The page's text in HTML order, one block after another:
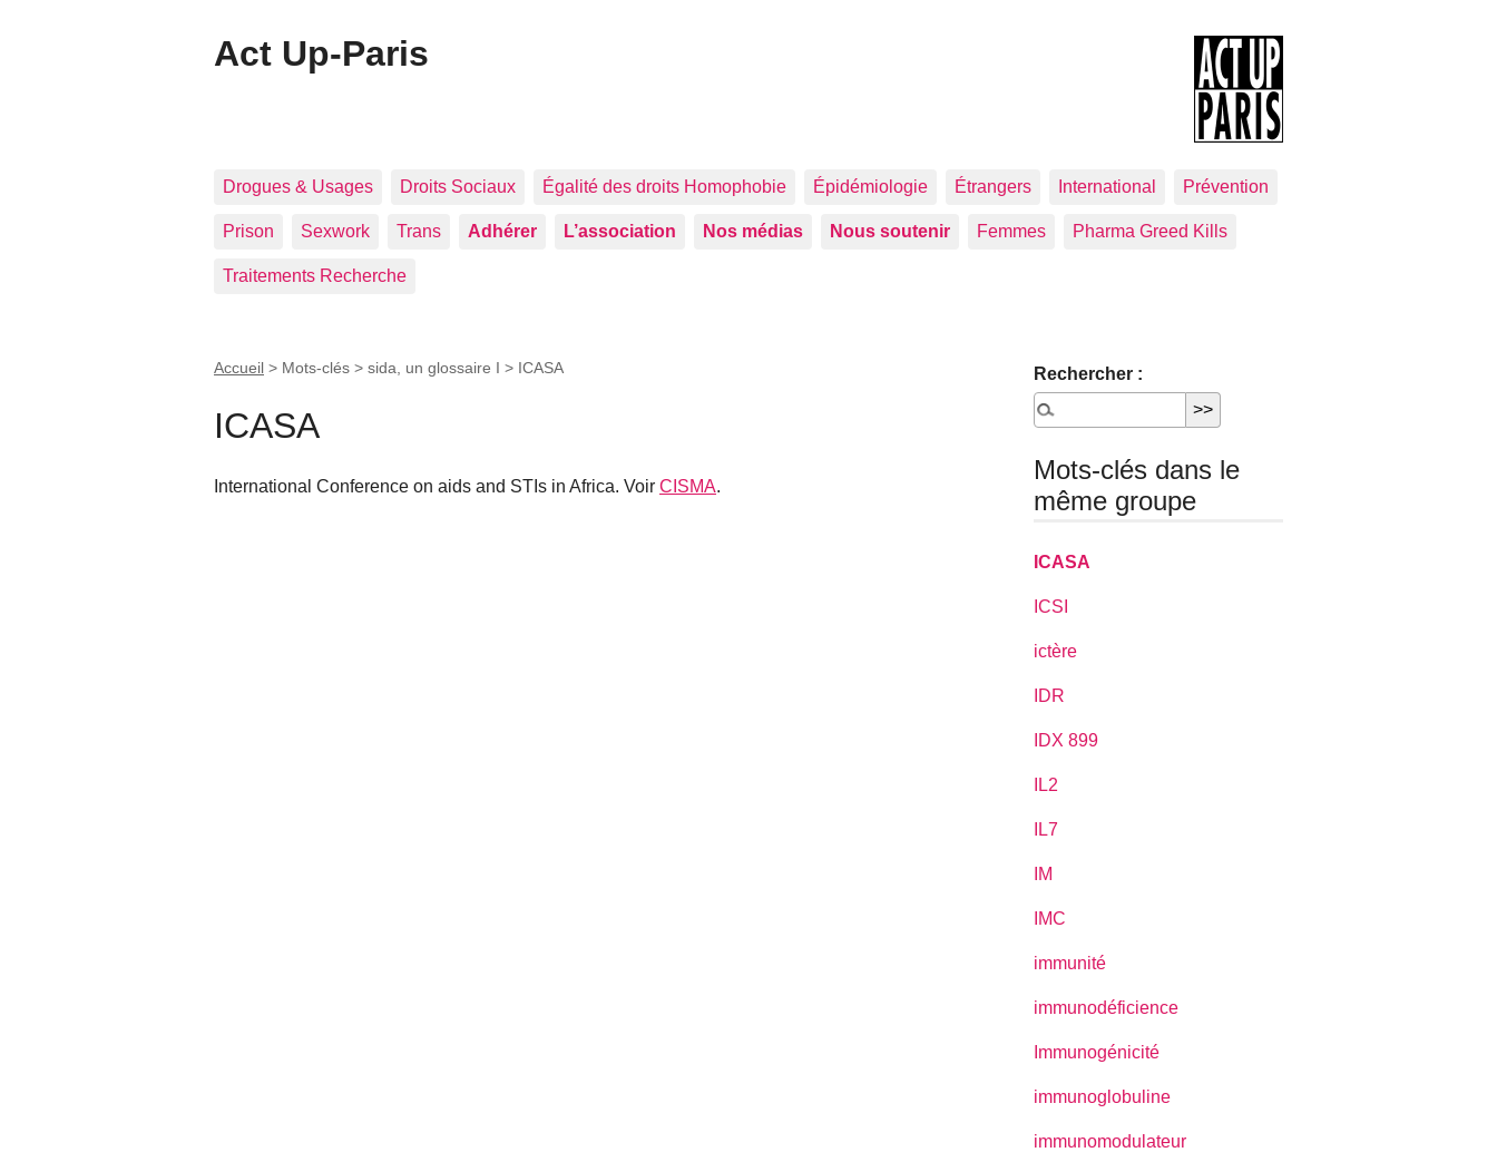
Act Up-Paris
Drogues & Usages Droits Sociaux Égalité des droits Homophobie Épidémiologie Étrangers International Prévention
Prison Sexwork Trans Adhérer L’association Nos médias Nous soutenir Femmes Pharma Greed Kills
Traitements Recherche
Accueil > Mots-clés > sida, un glossaire I > ICASA
ICASA
International Conference on aids and STIs in Africa. Voir CISMA.
Rechercher :
Mots-clés dans le
même groupe
ICASA
ICSI
ictère
IDR
IDX 899
IL2
IL7
IM
IMC
immunité
immunodéficience
Immunogénicité
immunoglobuline
immunomodulateur